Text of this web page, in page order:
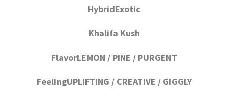
HybridExotic
Khalifa Kush
FlavorLEMON / PINE / PURGENT
FeelingUPLIFTING / CREATIVE / GIGGLY